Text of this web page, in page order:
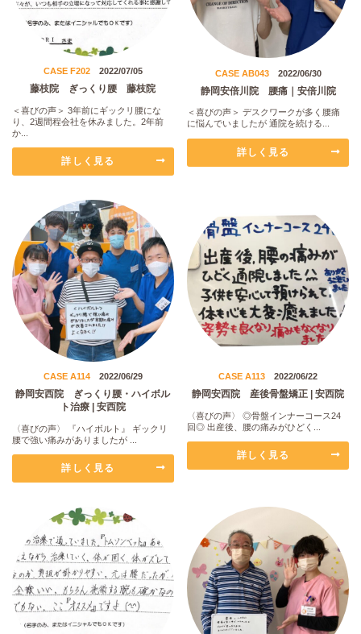
CASE F202 2022/07/05
藤枝院 ぎっくり腰 藤枝院
＜喜びの声＞ 3年前にギックリ腰にな
り、2週間程会社を休みました。2年前
か...
詳しく見る
CASE AB043 2022/06/30
静岡安倍川院 腰痛｜安倍川院
＜喜びの声＞ デスクワークが多く腰痛
に悩んでいましたが 通院を続ける...
詳しく見る
CASE A114 2022/06/29
静岡安西院 ぎっくり腰・ハイボル
ト治療 | 安西院
〈喜びの声〉 『ハイボルト』 ギックリ
腰で強い痛みがありましたが ...
詳しく見る
CASE A113 2022/06/22
静岡安西院 産後骨盤矯正 | 安西院
〈喜びの声〉 ◎骨盤インナーコース24
回◎ 出産後、腰の痛みがひどく...
詳しく見る